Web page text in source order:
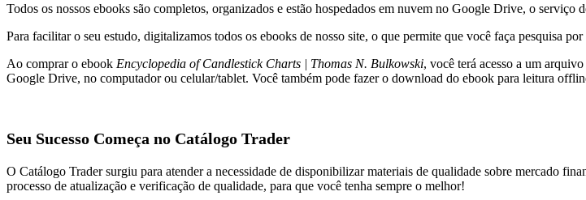
Todos os nossos ebooks são completos, organizados e estão hospedados em nuvem no Google Drive, o serviço
Para facilitar o seu estudo, digitalizamos todos os ebooks de nosso site, o que permite que você faça pesquisa
Ao comprar o ebook Encyclopedia of Candlestick Charts | Thomas N. Bulkowski, você terá acesso a um
Google Drive, no computador ou celular/tablet. Você também pode fazer o download do ebook para leitura
Seu Sucesso Começa no Catálogo Trader
O Catálogo Trader surgiu para atender a necessidade de disponibilizar materiais de qualidade sobre mercado
processo de atualização e verificação de qualidade, para que você tenha sempre o melhor!